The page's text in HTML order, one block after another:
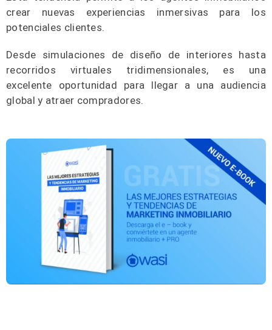
crear nuevas experiencias inmersivas para los
potenciales clientes.
Desde simulaciones de diseño de interiores hasta
recorridos virtuales tridimensionales, es una
excelente oportunidad para llegar a una audiencia
global y atraer compradores.